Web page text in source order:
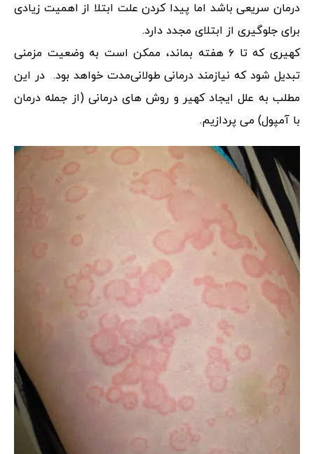
درمان سریعی باشد اما پیدا کردن علت ابتلا از اهمیت زیادی
برای جلوگیری از ابتلای مجدد دارد.
کهیری که تا ۶ هفته بماند، ممکن است به وضعیت مزمنی
تبدیل شود که نیازمند درمانی طولانی‌مدت خواهد بود. در این
مطلب به علل ایجاد کهیر و روش های درمانی (از جمله درمان
با آمپول) می پردازیم.